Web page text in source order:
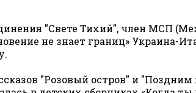
"Свете Тихий", член МСП
не знает границ» Украина-
"Розовый остров" и "Поздним